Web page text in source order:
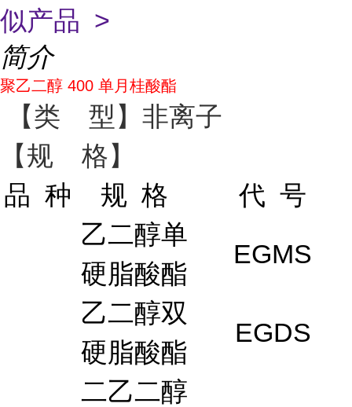
似产品 >
简介
聚乙二醇 400 单月桂酸酯
【类 型】非离子
【规 格】
品 种
规 格 代 号
乙二醇单
硬脂酸酯
EGMS
乙二醇双
硬脂酸酯
EGDS
二乙二醇